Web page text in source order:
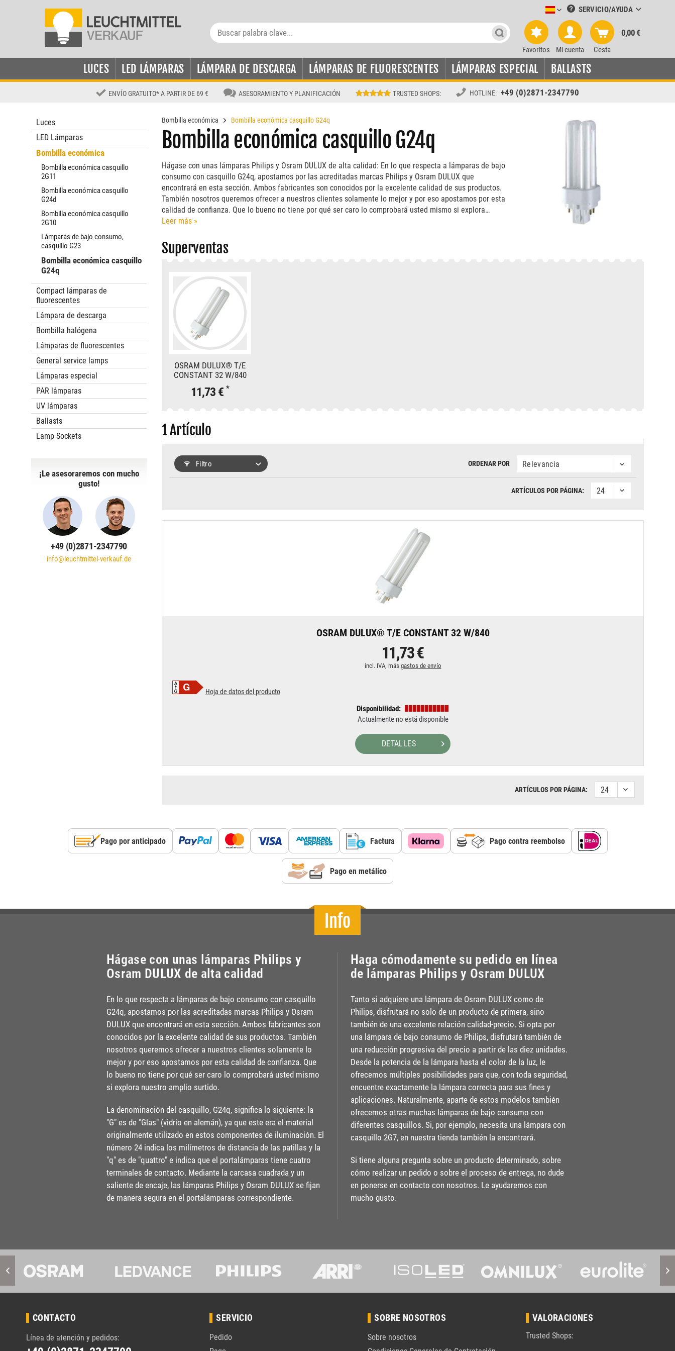
Leuchtmittel-Verkauf spanisch
SERVICIO/AYUDA
Favoritos Mi cuenta Cesta
0,00 €
LUCES LED LÁMPARAS LÁMPARA DE DESCARGA LÁMPARAS DE FLUORESCENTES LÁMPARAS ESPECIAL BALLASTS
ENVÍO GRATUITO* A PARTIR DE 69 € ASESORAMIENTO Y PLANIFICACIÓN TRUSTED SHOPS: HOTLINE: +49 (0)2871-2347790
Luces
LED Lámparas
Bombilla económica
Bombilla económica casquillo
2G11
Bombilla económica casquillo
G24d
Bombilla económica casquillo
2G10
Lámparas de bajo consumo,
casquillo G23
Bombilla económica casquillo
G24q
Compact lámparas de
fluorescentes
Lámpara de descarga
Bombilla halógena
Lámparas de fluorescentes
General service lamps
Lámparas especial
PAR lámparas
UV lámparas
Ballasts
Lamp Sockets
¡Le asesoraremos con mucho
gusto!
+49 (0)2871-2347790
info@leuchtmittel-verkauf.de
Bombilla económica Bombilla económica casquillo G24q
Bombilla económica casquillo G24q
Hágase con unas lámparas Philips y Osram DULUX de alta calidad: En lo que respecta a lámparas de bajo
consumo con casquillo G24q, apostamos por las acreditadas marcas Philips y Osram DULUX que
encontrará en esta sección. Ambos fabricantes son conocidos por la excelente calidad de sus productos.
También nosotros queremos ofrecer a nuestros clientes solamente lo mejor y por eso apostamos por esta
calidad de confianza. Que lo bueno no tiene por qué ser caro lo comprobará usted mismo si explora
nuestro amplio...
Leer más »
Superventas
OSRAM DULUX® T/E
CONSTANT 32 W/840
11,73 € *
1Artículo
Filtro ORDENAR POR
ARTÍCULOS POR PÁGINA:
OSRAM DULUX® T/E CONSTANT 32 W/840
11,73 €
incl. IVA, más gastos de envío
Hoja de datos del producto
Disponibilidad:
Actualmente no está disponible
DETALLES
ARTÍCULOS POR PÁGINA:
Pago por anticipado Factura Pago contra reembolso
Pago en metálico
Info
Hágase con unas lámparas Philips y
Osram DULUX de alta calidad
En lo que respecta a lámparas de bajo consumo con casquillo
G24q, apostamos por las acreditadas marcas Philips y Osram
DULUX que encontrará en esta sección. Ambos fabricantes son
conocidos por la excelente calidad de sus productos. También
nosotros queremos ofrecer a nuestros clientes solamente lo
mejor y por eso apostamos por esta calidad de confianza. Que
lo bueno no tiene por qué ser caro lo comprobará usted mismo
si explora nuestro amplio surtido.
La denominación del casquillo, G24q, significa lo siguiente: la
"G" es de "Glas" (vidrio en alemán), ya que este era el material
originalmente utilizado en estos componentes de iluminación. El
número 24 indica los milímetros de distancia de las patillas y la
"q" es de "quattro" e indica que el portalámparas tiene cuatro
terminales de contacto. Mediante la carcasa cuadrada y un
saliente de encaje, las lámparas Philips y Osram DULUX se fijan
de manera segura en el portalámparas correspondiente.
Haga cómodamente su pedido en línea
de lámparas Philips y Osram DULUX
Tanto si adquiere una lámpara de Osram DULUX como de
Philips, disfrutará no solo de un producto de primera, sino
también de una excelente relación calidad-precio. Si opta por
una lámpara de bajo consumo de Philips, disfrutará también de
una reducción progresiva del precio a partir de las diez unidades.
Desde la potencia de la lámpara hasta el color de la luz, le
ofrecemos múltiples posibilidades para que, con toda seguridad,
encuentre exactamente la lámpara correcta para sus fines y
aplicaciones. Naturalmente, aparte de estos modelos también
ofrecemos otras muchas lámparas de bajo consumo con
diferentes casquillos. Si, por ejemplo, necesita una lámpara con
casquillo 2G7, en nuestra tienda también la encontrará.
Si tiene alguna pregunta sobre un producto determinado, sobre
cómo realizar un pedido o sobre el proceso de entrega, no dude
en ponerse en contacto con nosotros. Le ayudaremos con
mucho gusto.
CONTACTO
Línea de atención y pedidos:
SERVICIO
Pedido
SOBRE NOSOTROS
Sobre nosotros
VALORACIONES
Trusted Shops: